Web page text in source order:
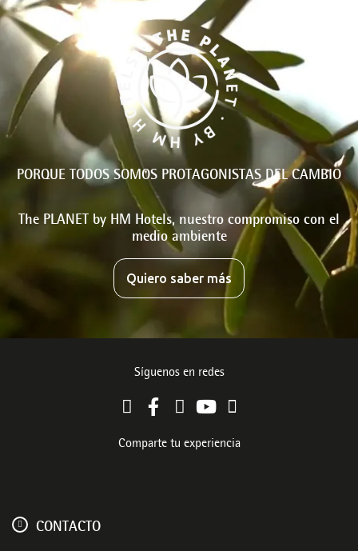
PORQUE TODOS SOMOS PROTAGONISTAS DEL CAMBIO
The PLANET by HM Hotels, nuestro compromiso con el
medio ambiente
Quiero saber más
Síguenos en redes
Comparte tu experiencia
CONTACTO